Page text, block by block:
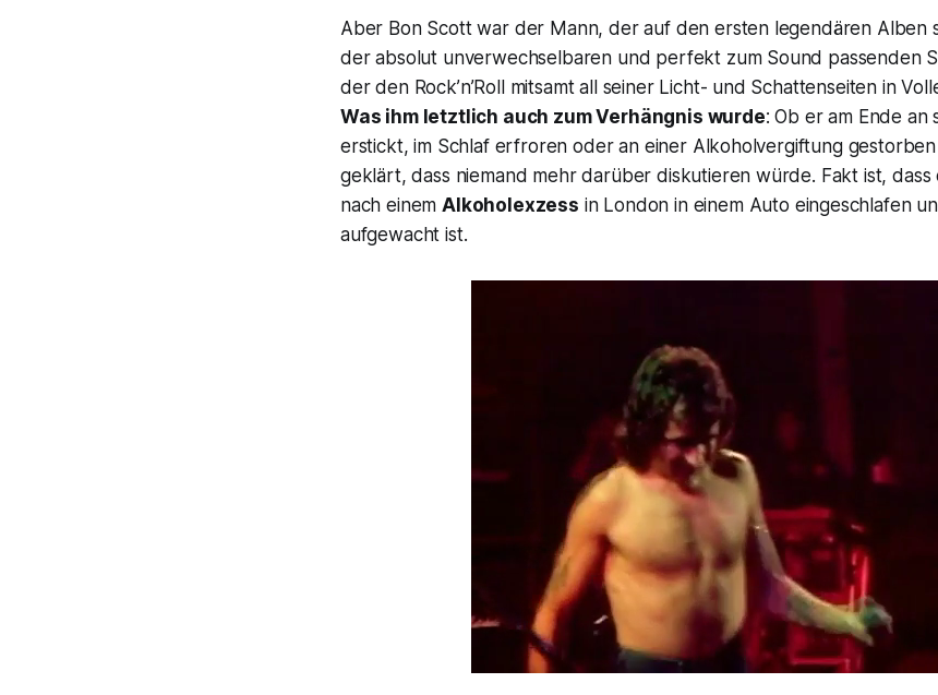
Aber Bon Scott war der Mann, der auf den ersten legendären Alben
der absolut unverwechselbaren und perfekt zum Sound passenden
der den Rock’n’Roll mitsamt all seiner Licht- und Schattenseiten in
Was ihm letztlich auch zum Verhängnis wurde: Ob er am Ende an
erstickt, im Schlaf erfroren oder an einer Alkoholvergiftung
geklärt, dass niemand mehr darüber diskutieren würde. Fakt ist, dass
nach einemAlkoholexzess in London in einem Auto eingeschlafen
aufgewacht ist.